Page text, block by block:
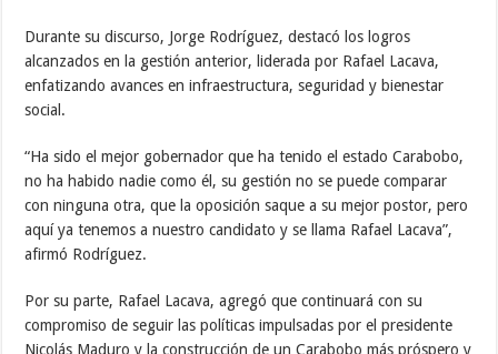
Durante su discurso, Jorge Rodríguez, destacó los logros
alcanzados en la gestión anterior, liderada por Rafael Lacava,
enfatizando avances en infraestructura, seguridad y bienestar
social.
“Ha sido el mejor gobernador que ha tenido el estado Carabobo,
no ha habido nadie como él, su gestión no se puede comparar
con ninguna otra, que la oposición saque a su mejor postor, pero
aquí ya tenemos a nuestro candidato y se llama Rafael Lacava”,
afirmó Rodríguez.
Por su parte, Rafael Lacava, agregó que continuará con su
compromiso de seguir las políticas impulsadas por el presidente
Nicolás Maduro y la construcción de un Carabobo más próspero y